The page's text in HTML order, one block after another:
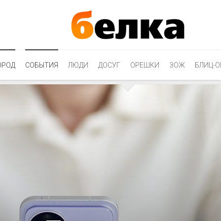
СОБЫТИЯ ЛЮДИ ДОСУГ ОРЕШКИ ЗОЖ БЛИЦ-